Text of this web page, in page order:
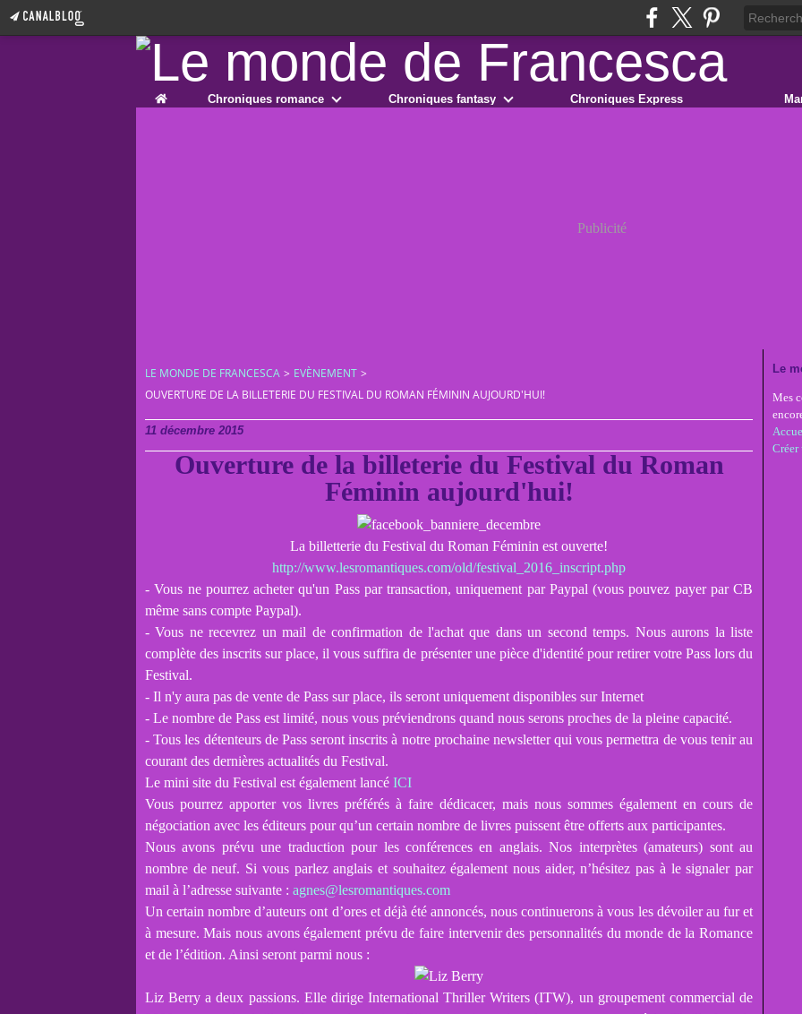
Home Chroniques romance Chroniques fantasy Chroniques Express
Publicité
LE MONDE DE FRANCESCA > EVÈNEMENT >
OUVERTURE DE LA BILLETERIE DU FESTIVAL DU ROMAN FÉMININ AUJOURD'HUI!
11 décembre 2015
Ouverture de la billeterie du Festival du Roman
Féminin aujourd'hui!
La billetterie du Festival du Roman Féminin est ouverte!
http://www.lesromantiques.com/old/festival_2016_inscript.php
- Vous ne pourrez acheter qu'un Pass par transaction, uniquement par Paypal (vous pouvez payer par CB
même sans compte Paypal).
- Vous ne recevrez un mail de confirmation de l'achat que dans un second temps. Nous aurons la liste
complète des inscrits sur place, il vous suffira de présenter une pièce d'identité pour retirer votre Pass lors du
Festival.
- Il n'y aura pas de vente de Pass sur place, ils seront uniquement disponibles sur Internet
- Le nombre de Pass est limité, nous vous préviendrons quand nous serons proches de la pleine capacité.
- Tous les détenteurs de Pass seront inscrits à notre prochaine newsletter qui vous permettra de vous tenir au
courant des dernières actualités du Festival.
Le mini site du Festival est également lancé ICI
Vous pourrez apporter vos livres préférés à faire dédicacer, mais nous sommes également en cours de
négociation avec les éditeurs pour qu’un certain nombre de livres puissent être offerts aux participantes.
Nous avons prévu une traduction pour les conférences en anglais. Nos interprètes (amateurs) sont au
nombre de neuf. Si vous parlez anglais et souhaitez également nous aider, n’hésitez pas à le signaler par
mail à l’adresse suivante : agnes@lesromantiques.com
Un certain nombre d’auteurs ont d’ores et déjà été annoncés, nous continuerons à vous les dévoiler au fur et
à mesure. Mais nous avons également prévu de faire intervenir des personnalités du monde de la Romance
et de l’édition. Ainsi seront parmi nous :
Liz Berry a deux passions. Elle dirige International Thriller Writers (ITW), un groupement commercial de
Le
Mes